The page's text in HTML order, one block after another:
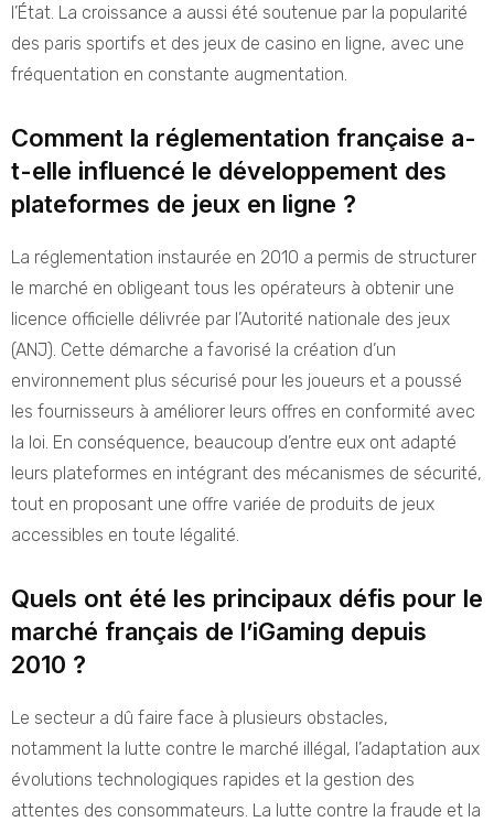
l’État. La croissance a aussi été soutenue par la popularité
des paris sportifs et des jeux de casino en ligne, avec une
fréquentation en constante augmentation.
Comment la réglementation française a-
t-elle influencé le développement des
plateformes de jeux en ligne ?
La réglementation instaurée en 2010 a permis de structurer
le marché en obligeant tous les opérateurs à obtenir une
licence officielle délivrée par l’Autorité nationale des jeux
(ANJ). Cette démarche a favorisé la création d’un
environnement plus sécurisé pour les joueurs et a poussé
les fournisseurs à améliorer leurs offres en conformité avec
la loi. En conséquence, beaucoup d’entre eux ont adapté
leurs plateformes en intégrant des mécanismes de sécurité,
tout en proposant une offre variée de produits de jeux
accessibles en toute légalité.
Quels ont été les principaux défis pour le
marché français de l’iGaming depuis
2010 ?
Le secteur a dû faire face à plusieurs obstacles,
notamment la lutte contre le marché illégal, l’adaptation aux
évolutions technologiques rapides et la gestion des
attentes des consommateurs. La lutte contre la fraude et la